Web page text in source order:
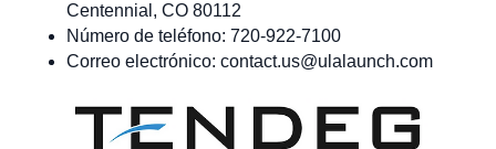
Centennial, CO 80112
Número de teléfono: 720-922-7100
Correo electrónico: contact.us@ulalaunch.com